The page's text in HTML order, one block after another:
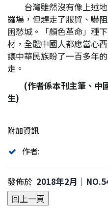
台灣雖然沒有像上述
羅場，但趕走了服貿、嚇
困愁城。「顏色革命」種
材，全體中國人都應當心
讓中華民族盼了一百多年
走。
(作者係本刊主筆、中
生)
附加資訊
作者:
發佈於 2018年2月｜